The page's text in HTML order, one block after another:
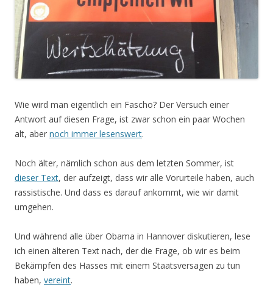
Wie wird man eigentlich ein Fascho? Der Versuch einer
Antwort auf diesen Frage, ist zwar schon ein paar Wochen
alt, aber noch immer lesenswert.
Noch älter, nämlich schon aus dem letzten Sommer, ist
dieser Text, der aufzeigt, dass wir alle Vorurteile haben, auch
rassistische. Und dass es darauf ankommt, wie wir damit
umgehen.
Und während alle über Obama in Hannover diskutieren, lese
ich einen älteren Text nach, der die Frage, ob wir es beim
Bekämpfen des Hasses mit einem Staatsversagen zu tun
haben, vereint.